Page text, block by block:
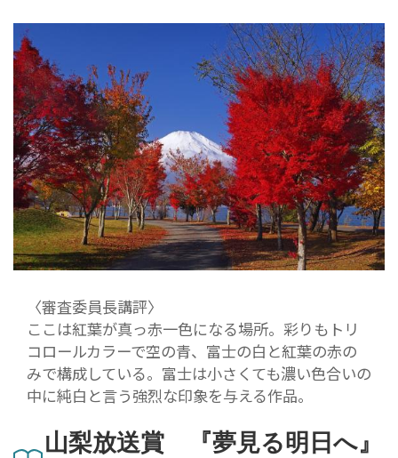
〈審査委員長講評〉
ここは紅葉が真っ赤一色になる場所。彩りもトリ
コロールカラーで空の青、富士の白と紅葉の赤の
みで構成している。富士は小さくても濃い色合いの
中に純白と言う強烈な印象を与える作品。
山梨放送賞 『夢見る明日へ』